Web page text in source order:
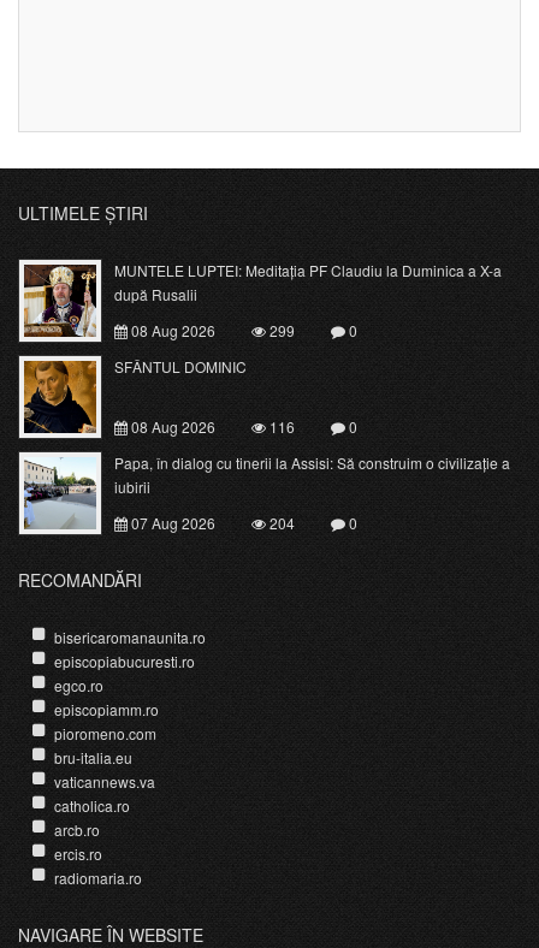
ULTIMELE ȘTIRI
MUNTELE LUPTEI: Meditația PF Claudiu la Duminica a X-a
după Rusalii
08 Aug 2026
299
0
SFÂNTUL DOMINIC
08 Aug 2026 116
0
Papa, în dialog cu tinerii la Assisi: Să construim o civilizație a
iubirii
07 Aug 2026
204 0
RECOMANDĂRI
bisericaromanaunita.ro
episcopiabucuresti.ro
egco.ro
episcopiamm.ro
pioromeno.com
bru-italia.eu
vaticannews.va
catholica.ro
arcb.ro
ercis.ro
radiomaria.ro
NAVIGARE ÎN WEBSITE